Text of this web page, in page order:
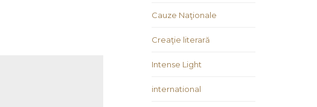
Cauze Naţionale
Creaţie literară
Intense Light
international